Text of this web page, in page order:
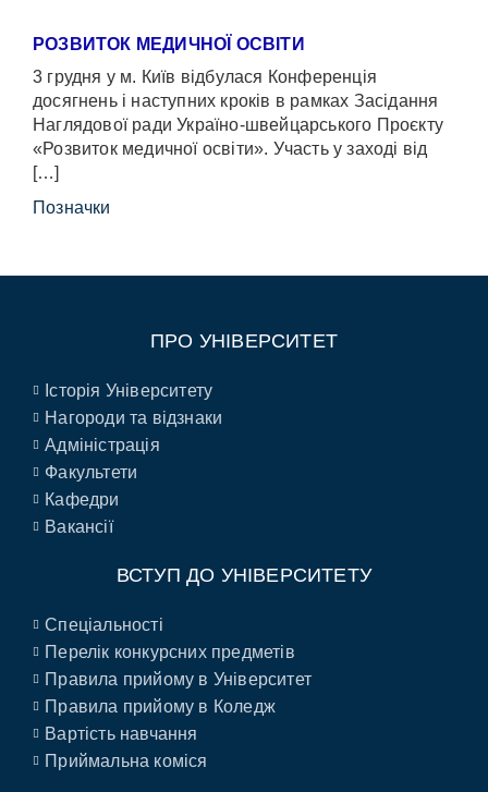
РОЗВИТОК МЕДИЧНОЇ ОСВІТИ
3 грудня у м. Київ відбулася Конференція
досягнень і наступних кроків в рамках Засідання
Наглядової ради Україно-швейцарського Проєкту
«Розвиток медичної освіти». Участь у заході від
[…]
Позначки
ПРО УНІВЕРСИТЕТ
Історія Університету
Нагороди та відзнаки
Адміністрація
Факультети
Кафедри
Вакансії
ВСТУП ДО УНІВЕРСИТЕТУ
Спеціальності
Перелік конкурсних предметів
Правила прийому в Університет
Правила прийому в Коледж
Вартість навчання
Приймальна коміся